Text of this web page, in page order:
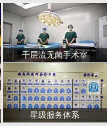
千层流无菌手术室
星级服务体系